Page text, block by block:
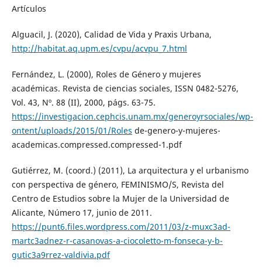
Artículos
Alguacil, J. (2020), Calidad de Vida y Praxis Urbana,
http://habitat.aq.upm.es/cvpu/acvpu_7.html
Fernández, L. (2000), Roles de Género y mujeres
académicas. Revista de ciencias sociales, ISSN 0482-5276,
Vol. 43, Nº. 88 (II), 2000, págs. 63-75.
https://investigacion.cephcis.unam.mx/generoyrsociales/wp-
ontent/uploads/2015/01/Roles de-genero-y-mujeres-
academicas.compressed.compressed-1.pdf
Gutiérrez, M. (coord.) (2011), La arquitectura y el urbanismo
con perspectiva de género, FEMINISMO/S, Revista del
Centro de Estudios sobre la Mujer de la Universidad de
Alicante, Número 17, junio de 2011.
https://punt6.files.wordpress.com/2011/03/z-muxc3ad-
martc3adnez-r-casanovas-a-ciocoletto-m-fonseca-y-b-
gutic3a9rrez-valdivia.pdf